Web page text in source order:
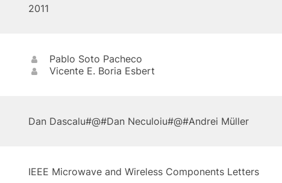
2011
Pablo Soto Pacheco
Vicente E. Boria Esbert
Dan Dascalu#@#Dan Neculoiu#@#Andrei Müller
IEEE Microwave and Wireless Components Letters